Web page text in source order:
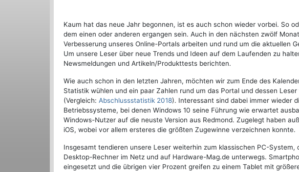
Kaum hat das neue Jahr begonnen, ist es auch schon wieder vorbei. So
dem einen oder anderen ergangen sein. Auch in den nächsten zwölf
Verbesserung unseres Online-Portals arbeiten und rund um die aktuellen
Um unsere Leser über neue Trends und Ideen auf dem Laufenden zu
Newsmeldungen und Artikeln/Produkttests berichten.
Wie auch schon in den letzten Jahren, möchten wir zum Ende des
Statistik wühlen und ein paar Zahlen rund um das Portal und dessen
(Vergleich: Abschlussstatistik 2018). Interessant sind dabei immer wieder
Betriebssysteme, bei denen Windows 10 seine Führung wie erwartet
Windows-Nutzer auf die neuste Version aus Redmond. Zugelegt haben
iOS, wobei vor allem ersteres die größten Zugewinne verzeichnen konnte.
Insgesamt tendieren unsere Leser weiterhin zum klassischen PC-
Desktop-Rechner im Netz und auf Hardware-Mag.de unterwegs.
eingesetzt und die übrigen vier Prozent greifen zu einem Tablet mit